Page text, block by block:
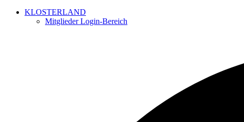
KLOSTERLAND
Mitglieder Login-Bereich